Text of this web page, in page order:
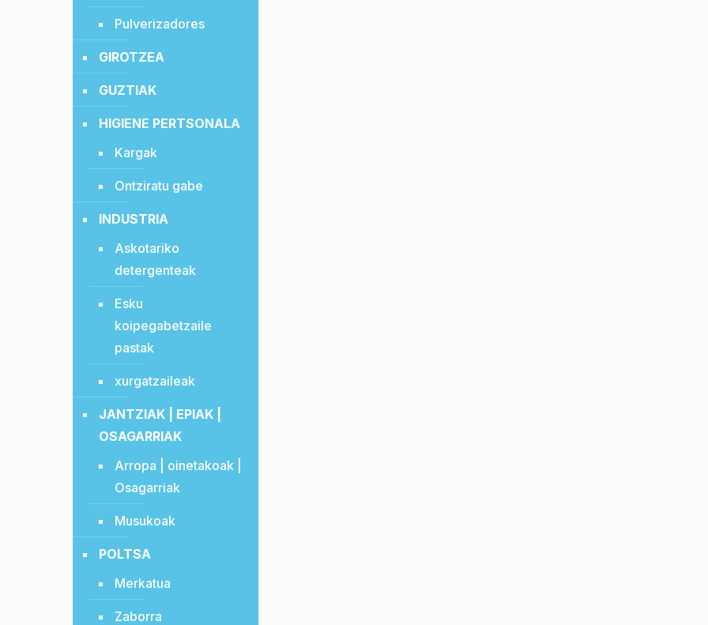
Pulverizadores
GIROTZEA
GUZTIAK
HIGIENE PERTSONALA
Kargak
Ontziratu gabe
INDUSTRIA
Askotariko
detergenteak
Esku
koipegabetzaile
pastak
xurgatzaileak
JANTZIAK | EPIAK |
OSAGARRIAK
Arropa | oinetakoak |
Osagarriak
Musukoak
POLTSA
Merkatua
Zaborra